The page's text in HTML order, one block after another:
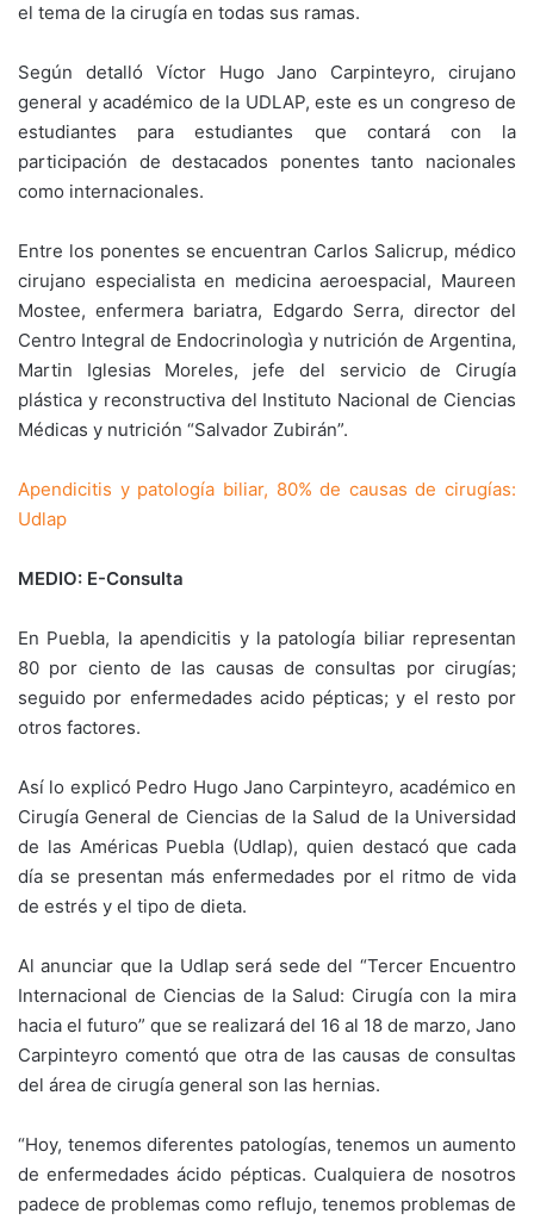
el tema de la cirugía en todas sus ramas.
Según detalló Víctor Hugo Jano Carpinteyro, cirujano
general y académico de la UDLAP, este es un congreso de
estudiantes para estudiantes que contará con la
participación de destacados ponentes tanto nacionales
como internacionales.
Entre los ponentes se encuentran Carlos Salicrup, médico
cirujano especialista en medicina aeroespacial, Maureen
Mostee, enfermera bariatra, Edgardo Serra, director del
Centro Integral de Endocrinologìa y nutrición de Argentina,
Martin Iglesias Moreles, jefe del servicio de Cirugía
plástica y reconstructiva del Instituto Nacional de Ciencias
Médicas y nutrición “Salvador Zubirán”.
Apendicitis y patología biliar, 80% de causas de cirugías:
Udlap
MEDIO: E-Consulta
En Puebla, la apendicitis y la patología biliar representan
80 por ciento de las causas de consultas por cirugías;
seguido por enfermedades acido pépticas; y el resto por
otros factores.
Así lo explicó Pedro Hugo Jano Carpinteyro, académico en
Cirugía General de Ciencias de la Salud de la Universidad
de las Américas Puebla (Udlap), quien destacó que cada
día se presentan más enfermedades por el ritmo de vida
de estrés y el tipo de dieta.
Al anunciar que la Udlap será sede del “Tercer Encuentro
Internacional de Ciencias de la Salud: Cirugía con la mira
hacia el futuro” que se realizará del 16 al 18 de marzo, Jano
Carpinteyro comentó que otra de las causas de consultas
del área de cirugía general son las hernias.
“Hoy, tenemos diferentes patologías, tenemos un aumento
de enfermedades ácido pépticas. Cualquiera de nosotros
padece de problemas como reflujo, tenemos problemas de